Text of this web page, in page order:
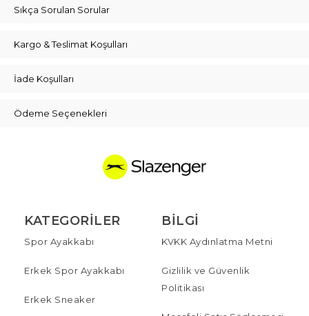
Sıkça Sorulan Sorular
Kargo & Teslimat Koşulları
İade Koşulları
Ödeme Seçenekleri
KATEGORILER
Spor Ayakkabı
Erkek Spor Ayakkabı
Erkek Sneaker
BILGI
KVKK Aydınlatma Metni
Gizlilik ve Güvenlik
Politikası